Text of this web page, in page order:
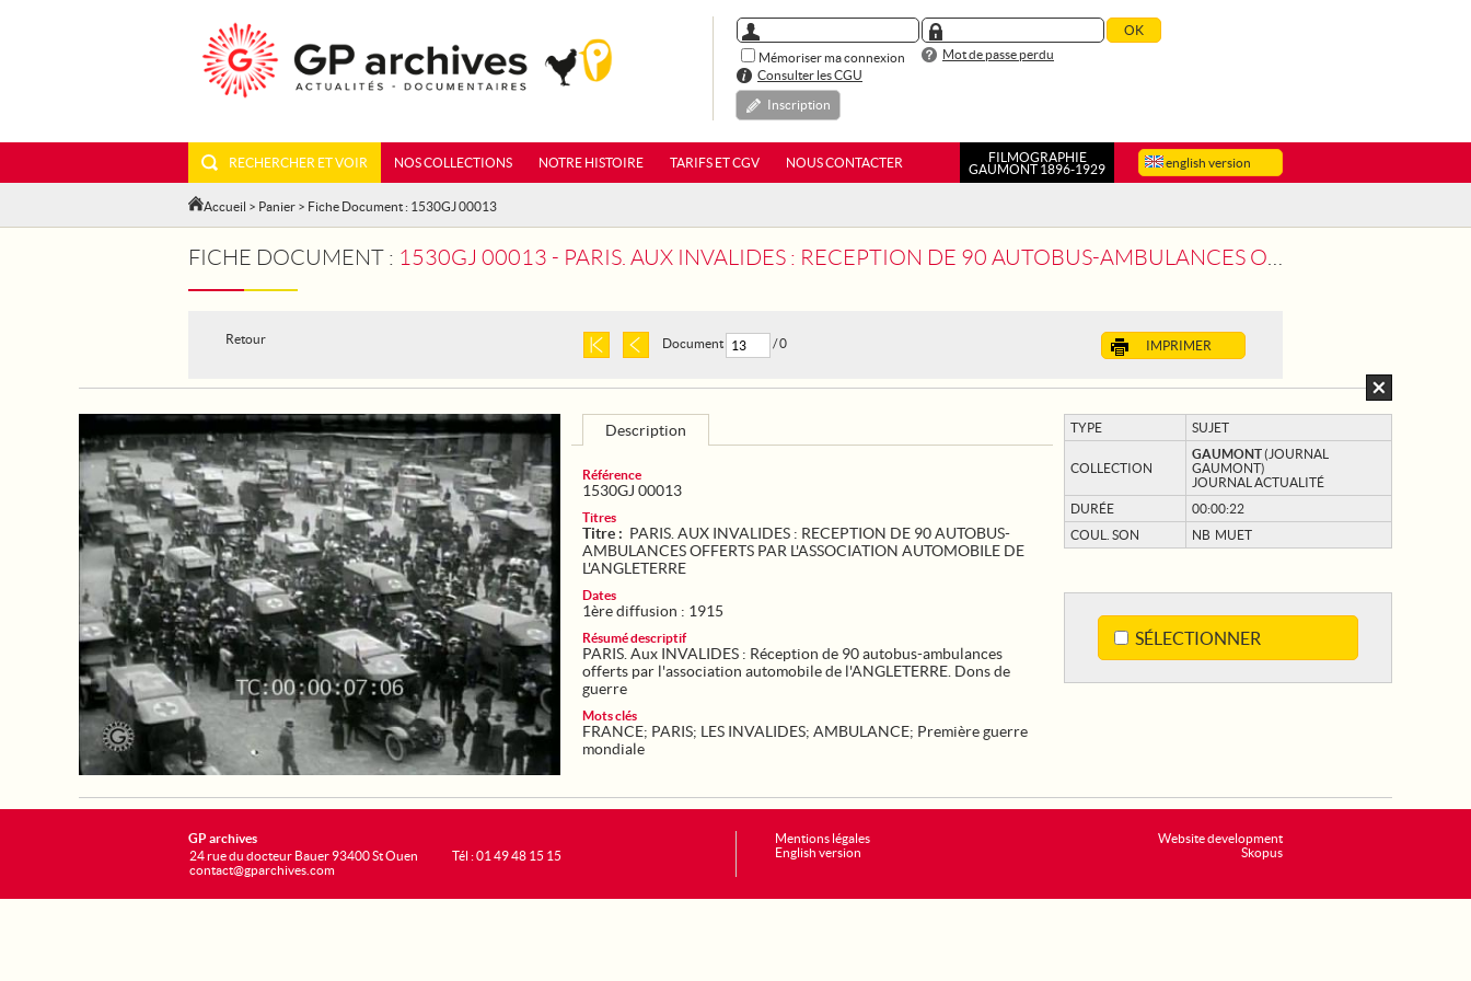
Mémoriser ma connexion
Mot de passe perdu
Consulter les CGU
Inscription
english version
RECHERCHER ET VOIR NOS COLLECTIONS NOTRE HISTOIRE TARIFS ET CGV NOUS CONTACTER
FILMOGRAPHIE
GAUMONT 1896-1929
Accueil > Panier > Fiche Document : 1530GJ 00013
FICHE DOCUMENT : 1530GJ 00013 - PARIS. AUX INVALIDES : RECEPTION DE 90 AUTOBUS-AMBULANCES OFFERTS PAR L'ASSOCIATION AUTOMOBILE DE L'ANGLETERRE
Retour IMPRIMER
Document / 0
TYPE SUJET
COLLECTION
GAUMONT(JOURNAL
GAUMONT)
JOURNAL ACTUALITÉ
DURÉE
00:00:22
COUL. SON
NB MUET
SÉLECTIONNER
Description
Référence
1530GJ 00013
Titres
Titre : PARIS. AUX INVALIDES : RECEPTION DE 90 AUTOBUS-
AMBULANCES OFFERTS PAR L'ASSOCIATION AUTOMOBILE DE
L'ANGLETERRE
Dates
1ère diffusion : 1915
Résumé descriptif
PARIS. Aux INVALIDES : Réception de 90 autobus-ambulances
offerts par l'association automobile de l'ANGLETERRE. Dons de
guerre
Mots clés
FRANCE; PARIS; LES INVALIDES; AMBULANCE; Première guerre
mondiale
Website development
Skopus
GP archives
24 rue du docteur Bauer 93400 St Ouen
contact@gparchives.com
Tél : 01 49 48 15 15
Mentions légales
English version